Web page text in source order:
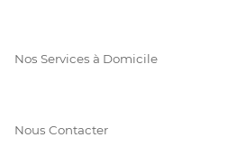
Nos Services à Domicile
Nous Contacter